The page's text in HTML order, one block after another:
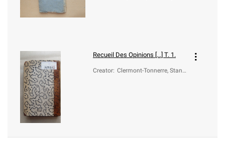
Recueil Des Opinions [...] T. 1.
Creator: Clermont-Tonnerre, Stanis